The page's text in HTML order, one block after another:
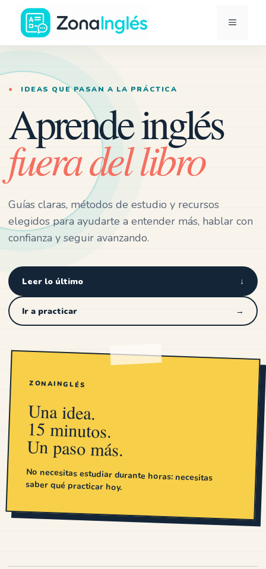
Saltar
contenido
Ir
a
la
de
ZonaInglés
MENÚ
● IDEAS QUE PASAN A LA PRÁCTICA
Aprende inglés
fuera del libro
Guías claras, métodos de estudio y recursos
elegidos para ayudarte a entender más, hablar con
confianza y seguir avanzando.
Leer lo último ↓
Ir a practicar →
ZONAINGLÉS
Una idea.
15 minutos.
Un paso más.
No necesitas estudiar durante horas: necesitas
saber qué practicar hoy.